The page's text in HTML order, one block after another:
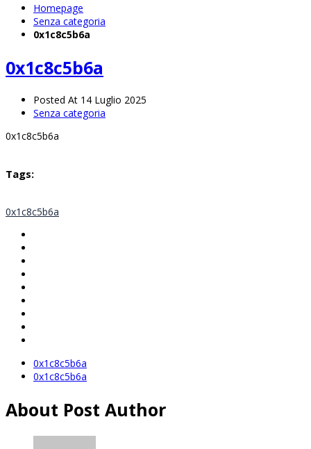
Homepage
Senza categoria
0x1c8c5b6a
0x1c8c5b6a
Posted At 14 Luglio 2025
Senza categoria
0x1c8c5b6a
Tags:
0x1c8c5b6a
0x1c8c5b6a
0x1c8c5b6a
About Post Author